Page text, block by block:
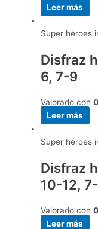
Leer más
Super héroes
Disfraz
6, 7-9
Valorado con 0
Leer más
Super héroes
Disfraz
10-12,
Valorado con 0
Leer más